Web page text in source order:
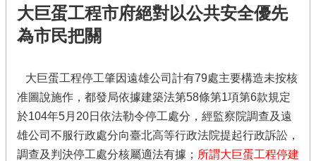
大巨蛋工程市府絕對以公共安全優先
為市民把關
大巨蛋工程停工肇因遠雄公司計有79處主要構造未按核
准圖說施作，都發局依據建築法第58條第1項第6款規定
於104年5月20日依法勒令停工處分，經監察院調查及遠
雄公司不服行政處分向臺北高等行政法院提起行政訴訟，
調查及判決停工處分核屬適法有據； 所謂大巨蛋工程停建